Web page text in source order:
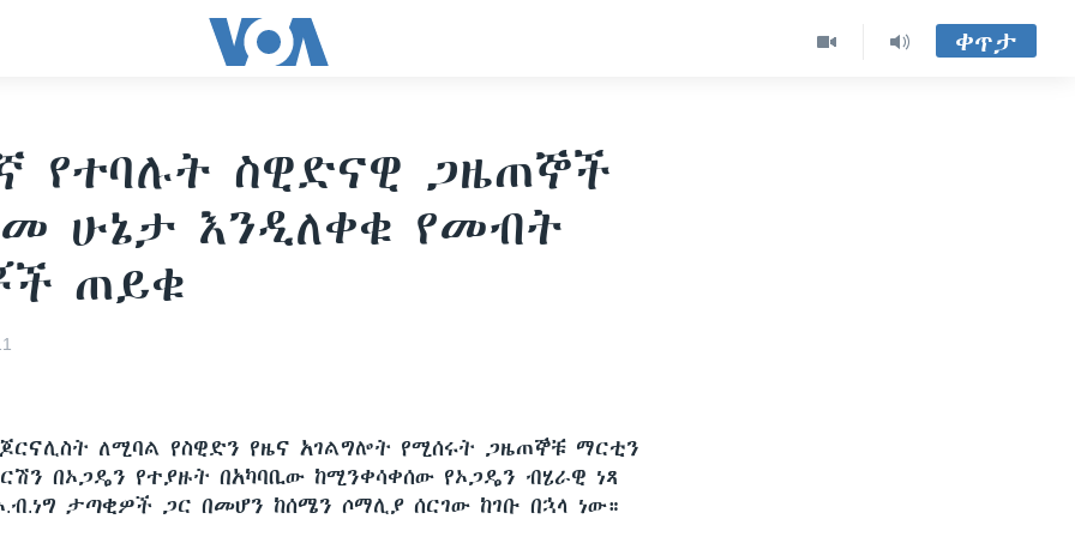
ቀጥታ
የተባሉት ስዊድናዊ ጋዜጠኞች
ሁኔታ እንዲለቀቁ የመብት
ጠይቁ
ለሚባል የስዊድን የዜና አገልግሎት የሚሰሩት ጋዜጠኞቹ ማርቲን
በኦጋዴን የተያዙት በአካባቢው ከሚንቀሳቀሰው የኦጋዴን ብሄራዊ ነጻ
ታጣቂዎች ጋር በመሆን ከሰሜን ሶማሊያ ሰርገው ከገቡ በኋላ ነው።